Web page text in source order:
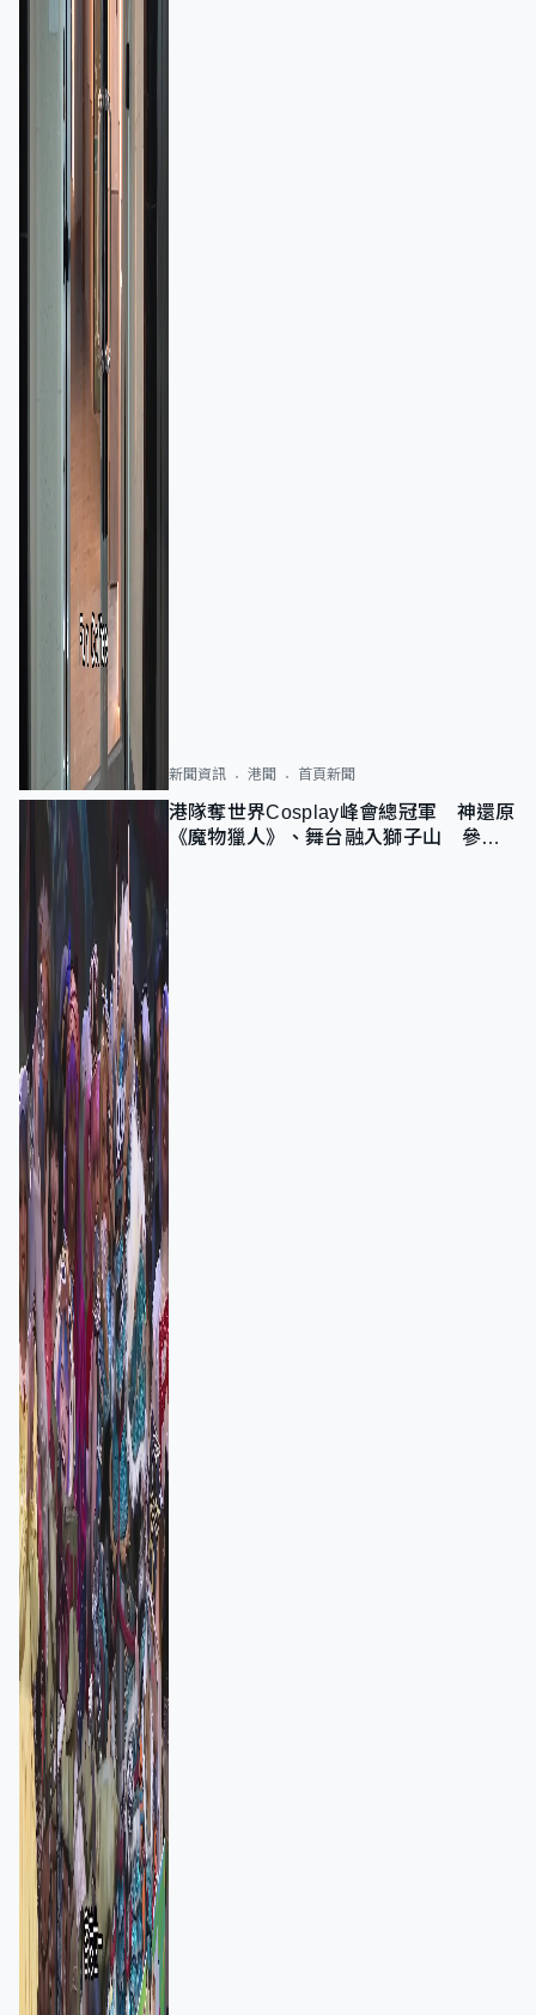
新聞資訊 港聞 首頁新聞
港隊奪世界Cosplay峰會總冠軍 神還原
《魔物獵人》、舞台融入獅子山 參賽